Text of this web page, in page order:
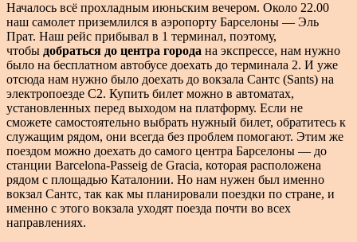
Началось всё прохладным июньским вечером. Около 22.00
наш самолет приземлился в аэропорту Барселоны — Эль
Прат. Наш рейс прибывал в 1 терминал, поэтому,
чтобы добраться до центра города на экспрессе, нам нужно
было на бесплатном автобусе доехать до терминала 2. И уже
отсюда нам нужно было доехать до вокзала Сантс (Sants) на
электропоезде С2. Купить билет можно в автоматах,
установленных перед выходом на платформу. Если не
сможете самостоятельно выбрать нужный билет, обратитесь к
служащим рядом, они всегда без проблем помогают. Этим же
поездом можно доехать до самого центра Барселоны — до
станции Barcelona-Passeig de Gracia, которая расположена
рядом с площадью Каталонии. Но нам нужен был именно
вокзал Сантс, так как мы планировали поездки по стране, и
именно с этого вокзала уходят поезда почти во всех
направлениях.